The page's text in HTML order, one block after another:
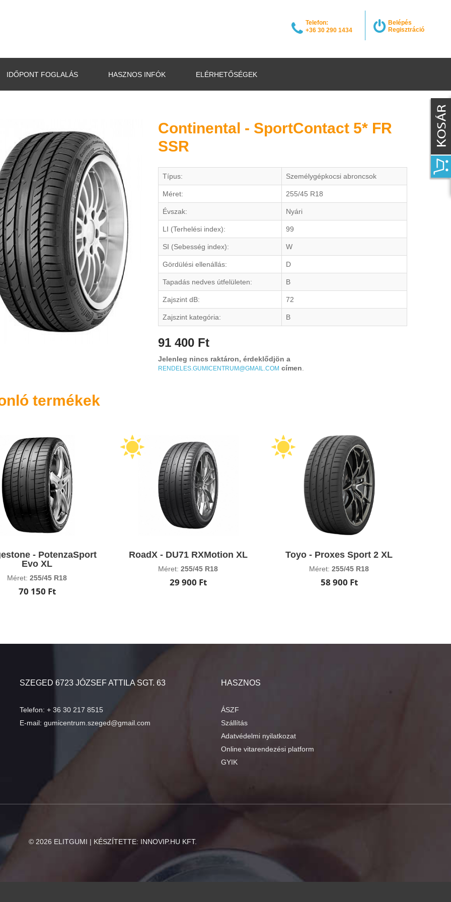
Belépés
Regisztráció
Telefon:
+36 30 290 1434
IDŐPONT FOGLALÁS HASZNOS INFÓK ELÉRHETŐSÉGEK
Continental - SportContact 5* FR
SSR
Típus: Személygépkocsi abroncsok
Méret: 255/45 R18
Évszak: Nyári
LI (Terhelési index): 99
SI (Sebesség index): W
Gördülési ellenállás: D
Tapadás nedves útfelületen: B
Zajszint dB: 72
Zajszint kategória: B
91 400 Ft
Jelenleg nincs raktáron, érdeklődjön a
RENDELES.GUMICENTRUM@GMAIL.COM címen
termékek
- PotenzaSport
Evo XL
Méret:255/45 R18
70 150 Ft
RoadX - DU71 RXMotion XL
Méret:255/45 R18
29 900 Ft
Toyo - Proxes Sport 2 XL
Méret:255/45 R18
58 900 Ft
SZEGED 6723 JÓZSEF ATTILA SGT. 63
Telefon: + 36 30 217 8515
E-mail: gumicentrum.szeged@gmail.com
HASZNOS
ÁSZF
Szállítás
Adatvédelmi nyilatkozat
Online vitarendezési platform
GYIK
© 2026 ELITGUMI | KÉSZÍTETTE: INNOVIP.HU KFT.